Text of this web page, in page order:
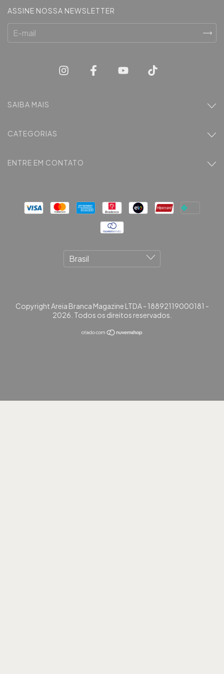
ASSINE NOSSA NEWSLETTER
SAIBA MAIS
CATEGORIAS
ENTRE EM CONTATO
Copyright Areia Branca Magazine LTDA - 18892119000181 -
2026. Todos os direitos reservados.